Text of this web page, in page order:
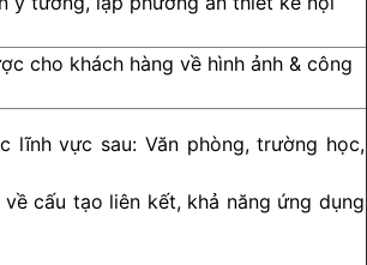
cho khách hàng về hình ảnh & công
vực sau: Văn phòng, trường học,
cấu tạo liên kết, khả năng ứng dụng